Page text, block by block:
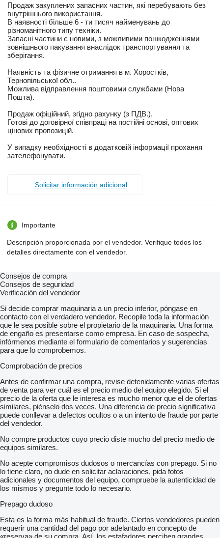
Продаж закуплених запасних частин, які перебувають без
внутрішнього використання.
В наявності більше 6 - ти тисяч найменувань до
різноманітного типу техніки.
Запасні частини є новими, з можливими пошкодженнями
зовнішнього пакування внаслідок транспортування та
зберігання.
Наявність та фізичне отримання в м. Хоростків,
Тернопільської обл..
Можлива відправлення поштовими службами (Нова
Пошта).
Продаж офіційний, згідно рахунку (з ПДВ.).
Готові до договірної співпраці на постійні основі, оптових
цінових пропозицій.
У випадку необхідності в додатковій інформації прохання
зателефонувати.
Solicitar información adicional
Importante
Descripción proporcionada por el vendedor. Verifique todos los
detalles directamente con el vendedor.
Consejos de compra
Consejos de seguridad
Verificación del vendedor
Si decide comprar maquinaria a un precio inferior, póngase en
contacto con el verdadero vendedor. Recopile toda la información
que le sea posible sobre el propietario de la maquinaria. Una forma
de engaño es presentarse como empresa. En caso de sospecha,
infórmenos mediante el formulario de comentarios y sugerencias
para que lo comprobemos.
Comprobación de precios
Antes de confirmar una compra, revise detenidamente varias ofertas
de venta para ver cuál es el precio medio del equipo elegido. Si el
precio de la oferta que le interesa es mucho menor que el de ofertas
similares, piénselo dos veces. Una diferencia de precio significativa
puede conllevar a defectos ocultos o a un intento de fraude por parte
del vendedor.
No compre productos cuyo precio diste mucho del precio medio de
equipos similares.
No acepte compromisos dudosos o mercancías con prepago. Si no
lo tiene claro, no dude en solicitar aclaraciones, pida fotos
adicionales y documentos del equipo, compruebe la autenticidad de
los mismos y pregunte todo lo necesario.
Prepago dudoso
Esta es la forma más habitual de fraude. Ciertos vendedores pueden
requerir una cantidad del pago por adelantado en concepto de
«reserva» de su compra. Así, los estafadores perciben grandes